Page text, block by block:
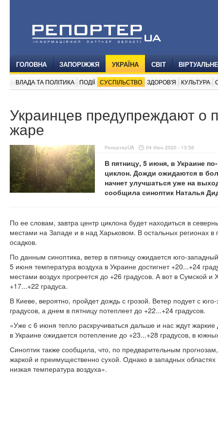
ГОЛОВНА ЗАПОРІЖЖЯ УКРАЇНА СВІТ
ВЛАДА ТА ПОЛІТИКА ПОДІЇ СУСПІЛЬСТВО ЗДОРОВ'Я КУЛЬТУРА
Украинцев предупреждают
жаре
РепортерUA 04 Июн 2020 - 13:56
В пятницу, 5 июня, в Украине
циклон. Дожди ожидаются в
начнет улучшаться уже на
сообщила синоптик Наталья
По ее словам, завтра центр циклона будет находиться в
местами на Западе и в над Харьковом. В остальных регионах
осадков.
По данным синоптика, ветер в пятницу ожидается юго-
5 июня температура воздуха в Украине достигнет +20...+24
местами воздух прогреется до +26 градусов. А вот в Сумской и
+17...+22 градуса.
В Киеве, вероятно, пройдет дождь с грозой. Ветер подует с
градусов, а днем ​​в пятницу потеплеет до +22...+24 градусов.
«Уже с 6 июня тепло раскручиваться дальше и нас ждут
в Украине ожидается потепление до +23...+28 градусов, в
Синоптик также сообщила, что, по предварительным
жаркой и преимущественно сухой. Однако в западных
низкая температура воздуха».